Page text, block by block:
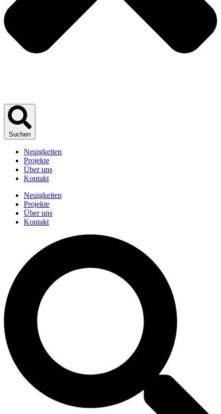
Suchen
Neuigkeiten
Projekte
Über uns
Kontakt
Neuigkeiten
Projekte
Über uns
Kontakt